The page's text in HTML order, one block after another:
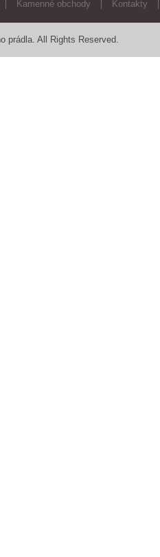
Kamenné obchody Kontakty
prádla. All Rights Reserved.